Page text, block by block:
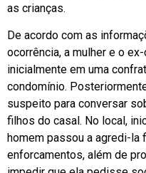
as crianças.
De acordo com as
ocorrência, a mulher e o
inicialmente em uma
condomínio.
suspeito para conversar
filhos do casal. No local,
homem passou a agredi-
enforcamentos, além de